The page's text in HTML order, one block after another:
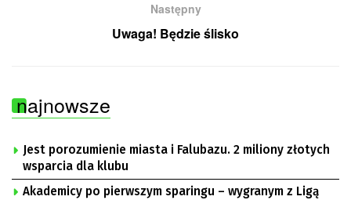
Następny
Uwaga! Będzie ślisko
najnowsze
Jest porozumienie miasta i Falubazu. 2 miliony złotych
wsparcia dla klubu
Akademicy po pierwszym sparingu – wygranym z Ligą